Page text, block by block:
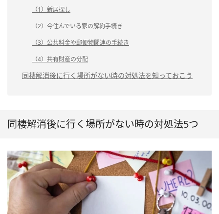
（1）新居探し
（2）今住んでいる家の解約手続き
（3）公共料金や郵便物関連の手続き
（4）共有財産の分配
同棲解消後に行く場所がない時の対処法を知っておこう
同棲解消後に行く場所がない時の対処法5つ